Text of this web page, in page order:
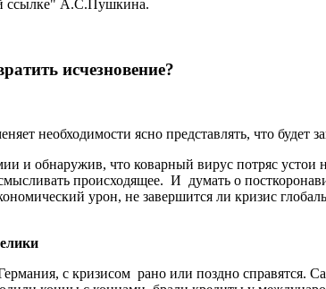
ссылке" А.С.Пушкина.
исчезновение?
необходимости ясно представлять, что будет
и обнаружив, что коварный вирус потряс
происходящее. И думать о
урон, не завершится ли кризис
с кризисом рано или поздно справятся.